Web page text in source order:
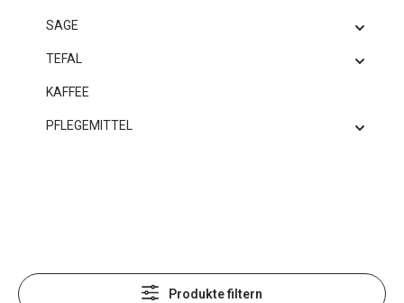
SAGE
TEFAL
KAFFEE
PFLEGEMITTEL
Produkte filtern